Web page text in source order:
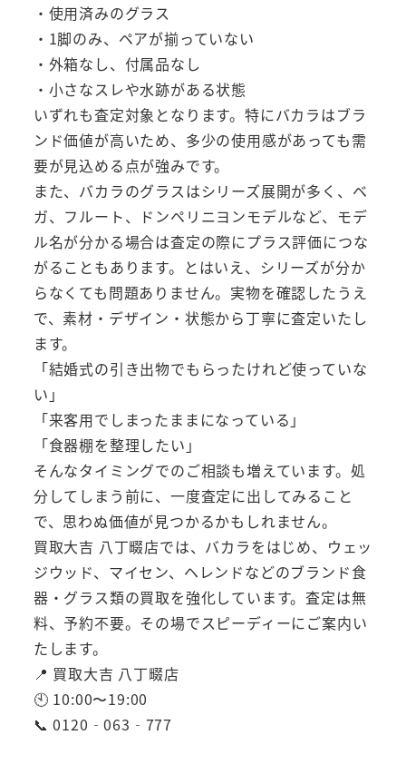
・使用済みのグラス
・1脚のみ、ペアが揃っていない
・外箱なし、付属品なし
・小さなスレや水跡がある状態
いずれも査定対象となります。特にバカラはブラ
ンド価値が高いため、多少の使用感があっても需
要が見込める点が強みです。
また、バカラのグラスはシリーズ展開が多く、ベ
ガ、フルート、ドンペリニヨンモデルなど、モデ
ル名が分かる場合は査定の際にプラス評価につな
がることもあります。とはいえ、シリーズが分か
らなくても問題ありません。実物を確認したうえ
で、素材・デザイン・状態から丁寧に査定いたし
ます。
「結婚式の引き出物でもらったけれど使っていな
い」
「来客用でしまったままになっている」
「食器棚を整理したい」
そんなタイミングでのご相談も増えています。処
分してしまう前に、一度査定に出してみること
で、思わぬ価値が見つかるかもしれません。
買取大吉 八丁畷店では、バカラをはじめ、ウェッ
ジウッド、マイセン、ヘレンドなどのブランド食
器・グラス類の買取を強化しています。査定は無
料、予約不要。その場でスピーディーにご案内い
たします。
📍 買取大吉 八丁畷店
🕙 10:00〜19:00
📞 0120‑063‑777